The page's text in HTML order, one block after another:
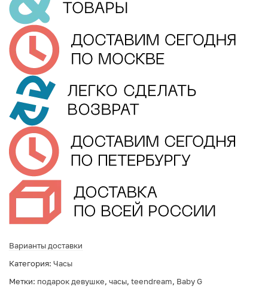
Варианты доставки
Категория: Часы
Метки: подарок девушке, часы, teendream, Baby G